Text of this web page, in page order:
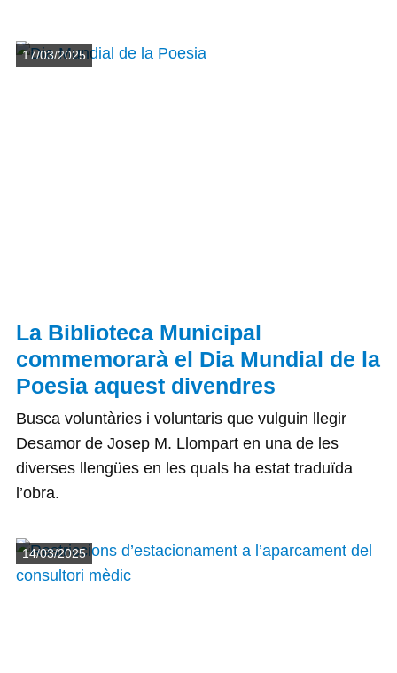
La Biblioteca Municipal
commemorarà el Dia Mundial de la
Poesia aquest divendres
Detalls
17/03/2025
Busca voluntàries i voluntaris que vulguin llegir
Desamor de Josep M. Llompart en una de les
diverses llengües en les quals ha estat traduïda
l’obra.
Detalls
14/03/2025